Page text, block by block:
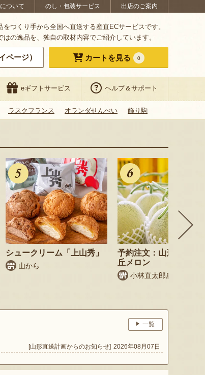
ついて のし・包装サービス 出店のご案内
つくり手から全国へ直送する産直ECサービスです。
の逸品を、独自の取材内容でご紹介しています。
ページ） カートを見る 0
eギフトサービス ヘルプ＆サポート
ラスクフランス オランダせんべい 飾り駒
シュークリーム「上山秀」
山から
予約注文：山形県産 庄
丘メロン
小林直太郎農園
一覧
[山形直送計画からのお知らせ] 2026年08月07日